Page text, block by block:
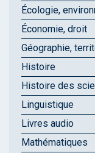
Écologie,
Économie, droit
Géographie,
Histoire
Histoire des
Linguistique
Livres audio
Mathématiques